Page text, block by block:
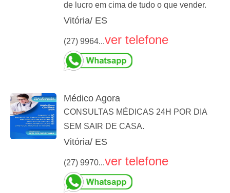
de lucro em cima de tudo o que vender.
Vitória/ ES
(27) 9964...ver telefone
Médico Agora
CONSULTAS MÉDICAS 24H POR DIA
SEM SAIR DE CASA.
Vitória/ ES
(27) 9970...ver telefone